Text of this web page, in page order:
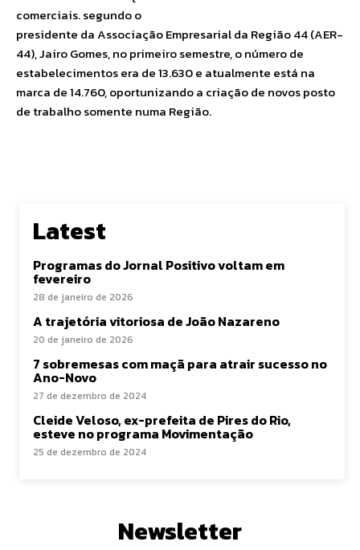
comerciais. segundo o
presidente da Associação Empresarial da Região 44 (AER-
44), Jairo Gomes, no primeiro semestre, o número de
estabelecimentos era de 13.630 e atualmente está na
marca de 14.760, oportunizando a criação de novos posto
de trabalho somente numa Região.
Latest
Programas do Jornal Positivo voltam em
fevereiro
28 de janeiro de 2026
A trajetória vitoriosa de João Nazareno
20 de janeiro de 2026
7 sobremesas com maçã para atrair sucesso no
Ano-Novo
27 de dezembro de 2024
Cleide Veloso, ex-prefeita de Pires do Rio,
esteve no programa Movimentação
25 de dezembro de 2024
Newsletter